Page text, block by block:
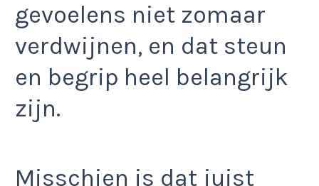
gevoelens niet zomaar
verdwijnen, en dat steun
en begrip heel belangrijk
zijn.
Misschien is dat juist